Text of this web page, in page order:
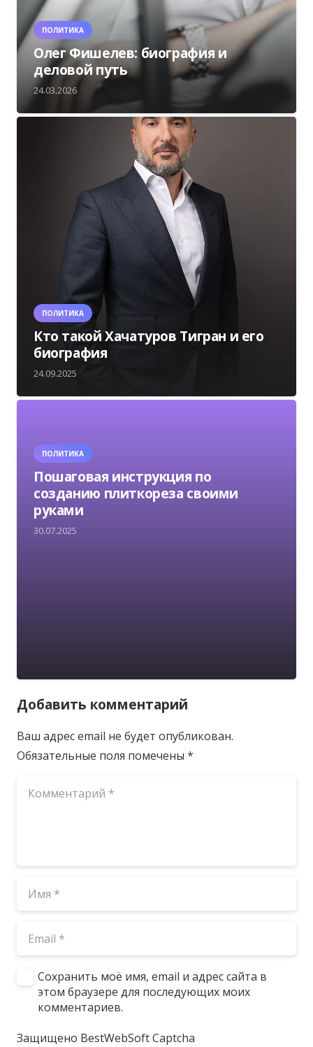
ПОЛИТИКА
Олег Фишелев: биография и
деловой путь
24.03.2026
ПОЛИТИКА
Кто такой Хачатуров Тигран и его
биография
24.09.2025
ПОЛИТИКА
Пошаговая инструкция по
созданию плиткореза своими
руками
30.07.2025
Добавить комментарий
Ваш адрес email не будет опубликован.
Обязательные поля помечены *
Сохранить моё имя, email и адрес сайта в
этом браузере для последующих моих
комментариев.
Защищено BestWebSoft Captcha